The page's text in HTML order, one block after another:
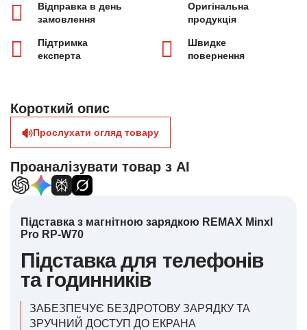
Відправка в день
замовлення
Оригінальна
продукція
Підтримка
експерта
Швидке
повернення
Короткий опис
Прослухати огляд товару
Проаналізувати товар з AI
Підставка з магнітною зарядкою REMAX Minxl
Pro RP-W70
Підставка для телефонів
та годинників
ЗАБЕЗПЕЧУЄ БЕЗДРОТОВУ ЗАРЯДКУ ТА
ЗРУЧНИЙ ДОСТУП ДО ЕКРАНА